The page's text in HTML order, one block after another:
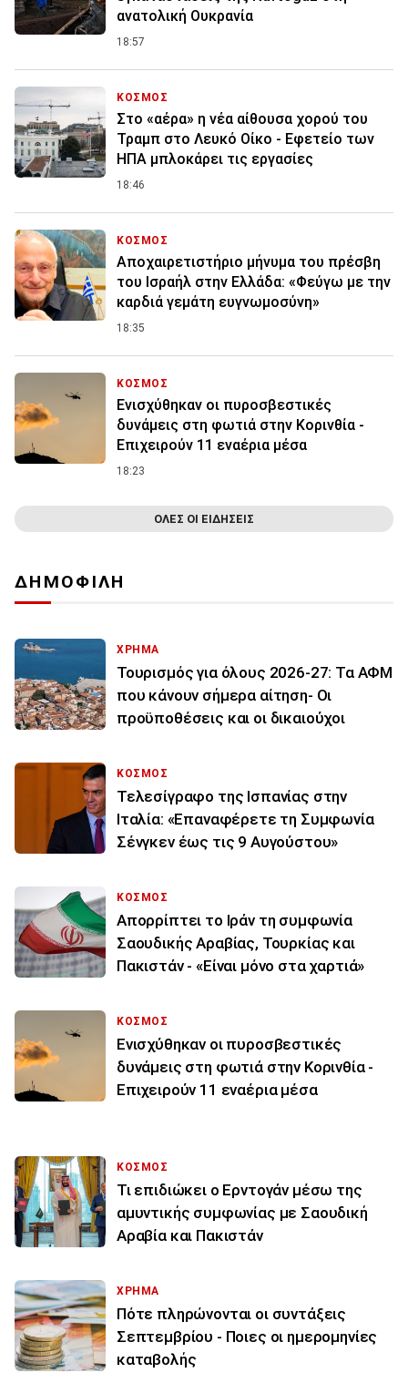
ανατολική Ουκρανία
18:57
ΚΟΣΜΟΣ
Στο «αέρα» η νέα αίθουσα χορού του
Τραμπ στο Λευκό Οίκο - Εφετείο των
ΗΠΑ μπλοκάρει τις εργασίες
18:46
ΚΟΣΜΟΣ
Αποχαιρετιστήριο μήνυμα του πρέσβη
του Ισραήλ στην Ελλάδα: «Φεύγω με την
καρδιά γεμάτη ευγνωμοσύνη»
18:35
ΚΟΣΜΟΣ
Ενισχύθηκαν οι πυροσβεστικές
δυνάμεις στη φωτιά στην Κορινθία -
Επιχειρούν 11 εναέρια μέσα
18:23
ΟΛΕΣ ΟΙ ΕΙΔΗΣΕΙΣ
ΔΗΜΟΦΙΛΗ
ΧΡΗΜΑ
Τουρισμός για όλους 2026-27: Τα ΑΦΜ
που κάνουν σήμερα αίτηση- Οι
προϋποθέσεις και οι δικαιούχοι
ΚΟΣΜΟΣ
Τελεσίγραφο της Ισπανίας στην
Ιταλία: «Επαναφέρετε τη Συμφωνία
Σένγκεν έως τις 9 Αυγούστου»
ΚΟΣΜΟΣ
Απορρίπτει το Ιράν τη συμφωνία
Σαουδικής Αραβίας, Τουρκίας και
Πακιστάν - «Είναι μόνο στα χαρτιά»
ΚΟΣΜΟΣ
Ενισχύθηκαν οι πυροσβεστικές
δυνάμεις στη φωτιά στην Κορινθία -
Επιχειρούν 11 εναέρια μέσα
ΚΟΣΜΟΣ
Τι επιδιώκει ο Ερντογάν μέσω της
αμυντικής συμφωνίας με Σαουδική
Αραβία και Πακιστάν
ΧΡΗΜΑ
Πότε πληρώνονται οι συντάξεις
Σεπτεμβρίου - Ποιες οι ημερομηνίες
καταβολής